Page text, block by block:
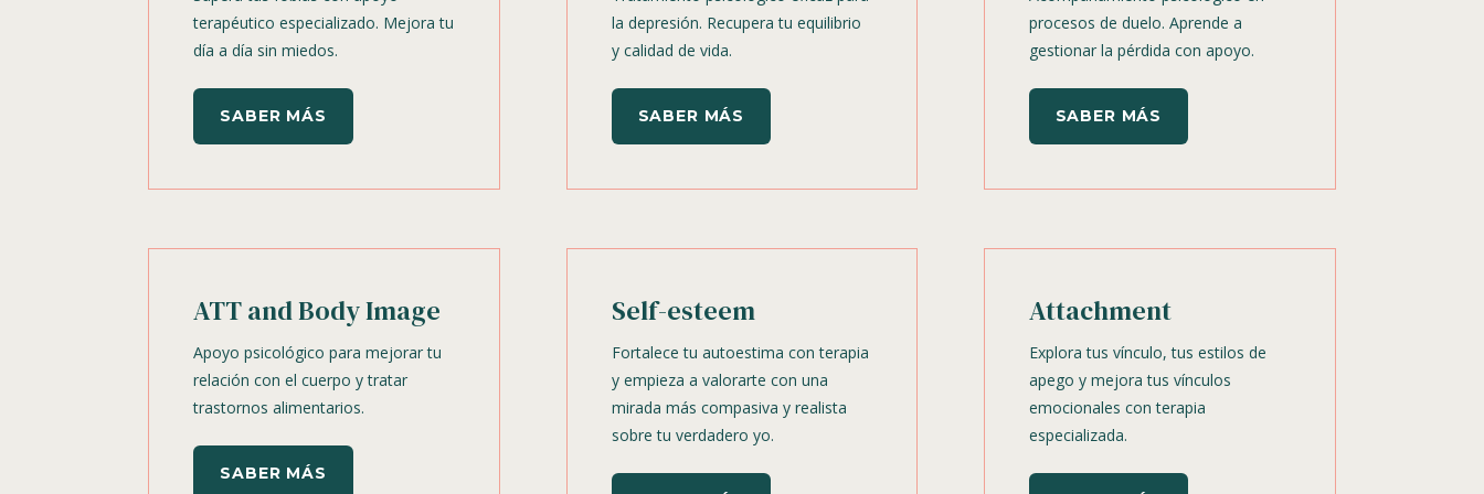
terapéutico especializado. Mejora tu
día a día sin miedos.
SABER MÁS
la depresión. Recupera tu equilibrio
y calidad de vida.
SABER MÁS
procesos de duelo. Aprende a
gestionar la pérdida con apoyo.
SABER MÁS
ATT and Body Image
Apoyo psicológico para mejorar tu
relación con el cuerpo y tratar
trastornos alimentarios.
SABER MÁS
Self-esteem
Fortalece tu autoestima con terapia
y empieza a valorarte con una
mirada más compasiva y realista
sobre tu verdadero yo.
Attachment
Explora tus vínculo, tus estilos de
apego y mejora tus vínculos
emocionales con terapia
especializada.